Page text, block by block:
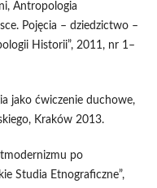
Antropologia
Pojęcia – dziedzictwo –
Historii”, 2011, nr 1–
jako ćwiczenie duchowe,
Kraków 2013.
po
Studia Etnograficzne”,